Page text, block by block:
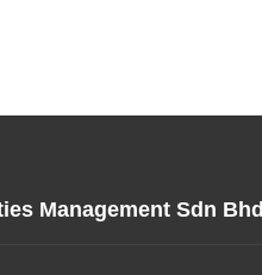
Management Sdn Bhd